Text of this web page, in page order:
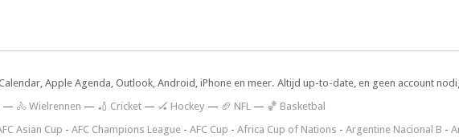
Apple Agenda, Outlook, Android, iPhone en meer. Altijd up-to-date, en geen account
— 🚴 Wielrennen — 🏏 Cricket — 🏑 Hockey — 🏈 NFL — 🏀 Basketbal
Asian Cup - AFC Champions League - AFC Cup - Africa Cup of Nations - Argentine Nacional B -